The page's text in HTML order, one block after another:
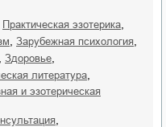
практическая эзотерика
зарубежная психология
здоровье
литература